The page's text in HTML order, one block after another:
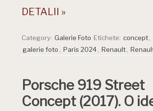
DETALII »
Category: Galerie Foto Etichete: concept
galerie foto
Paris 2024 Renault
Porsche 919 Street
Concept (2017). O